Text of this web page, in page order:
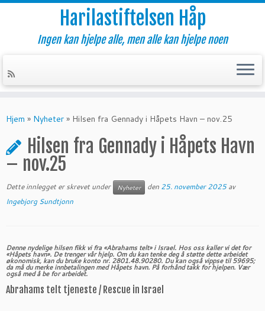
to
Harilastiftelsen Håp
Ingen kan hjelpe alle, men alle kan hjelpe noen
Hjem » Nyheter » Hilsen fra Gennady i Håpets Havn – nov.25
Hilsen fra Gennady i Håpets Havn
– nov.25
Dette innlegget er skrevet under Nyheter den 25. november 2025 av
Ingebjorg Sundtjonn
Denne nydelige hilsen fikk vi fra «Abrahams telt» i Israel. Hos oss kaller vi det for
«Håpets havn». De trenger vår hjelp. Om du kan tenke deg å støtte dette arbeidet
økonomisk, kan du bruke konto nr. 2801.48.90280. Du kan også vippse til 59695;
da må du merke innbetalingen med Håpets havn. På forhånd takk for hjelpen. Vær
også med å be for arbeidet.
Abrahams telt tjeneste / Rescue in Israel